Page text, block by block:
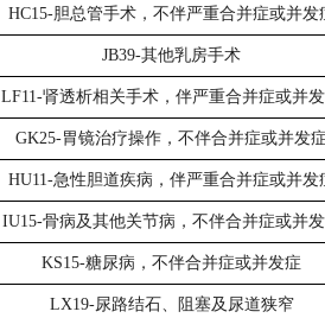
HC15-胆总管手术，不伴严重合并症或并发
JB39-其他乳房手术
LF11-肾透析相关手术，伴严重合并症或并
GK25-胃镜治疗操作，不伴合并症或并发
HU11-急性胆道疾病，伴严重合并症或并发
IU15-骨病及其他关节病，不伴合并症或并
KS15-糖尿病，不伴合并症或并发症
LX19-尿路结石、阻塞及尿道狭窄